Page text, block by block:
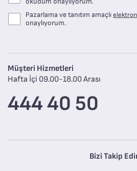
Pazarlama ve tanıtım amaçlı
onaylıyorum.
Müşteri Hizmetleri
Hafta İçi 09.00-18.00 Arası
444 40 50
Bizi Takip